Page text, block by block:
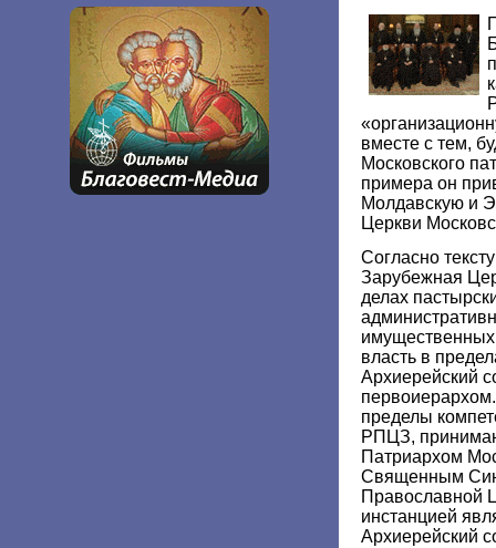
вместе с тем,
Московского
примера он
Молдавскую и
Церкви
Согласно
Зарубежная
делах
власть в
Архиерейский
пределы
РПЦЗ,
Патриархом
Священным
Православной
инстанцией
Архиерейский